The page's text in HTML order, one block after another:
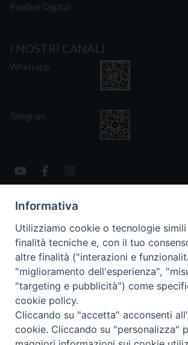
Paoline Digital
I NOSTRI CANALI
Whatsapp
Telegram
CONTATTI
Via San Giovanni Eudes 25, Roma
06. 661.30.39
fsp@paoline.org
- Privacy Policy
- Cookie Policy
- Aggiorna Preferenze Cookies
Informativa
Utilizziamo cookie o tecnologie
finalità tecniche e, con il tuo
altre finalità ("interazioni e
"miglioramento dell'esperienza",
"targeting e pubblicità") come
cookie policy.
Cliccando su "accetta" acconsenti
cookie. Cliccando su "personalizza"